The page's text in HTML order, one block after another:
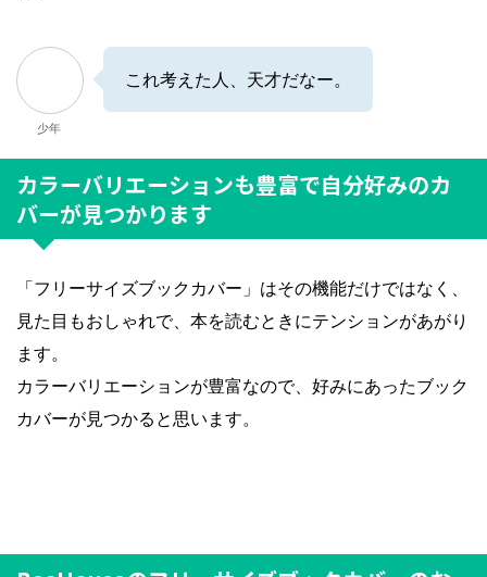
少年
これ考えた人、天才だなー。
カラーバリエーションも豊富で自分好みのカ
バーが見つかります
「フリーサイズブックカバー」はその機能だけではなく、
見た目もおしゃれで、本を読むときにテンションがあがり
ます。
カラーバリエーションが豊富なので、好みにあったブック
カバーが見つかると思います。